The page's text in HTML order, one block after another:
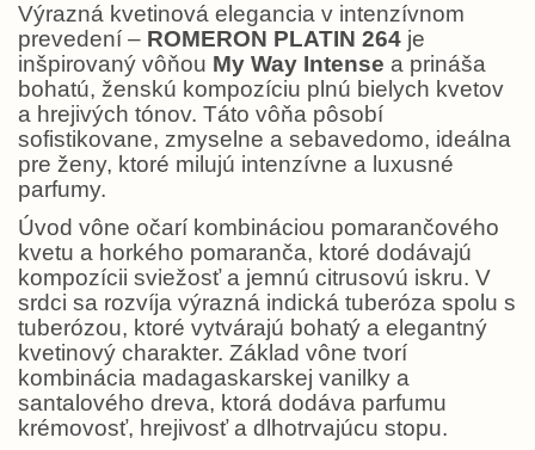
Výrazná kvetinová elegancia v intenzívnom
prevedení – ROMERON PLATIN 264 je
inšpirovaný vôňou My Way Intense a prináša
bohatú, ženskú kompozíciu plnú bielych kvetov
a hrejivých tónov. Táto vôňa pôsobí
sofistikovane, zmyselne a sebavedomo, ideálna
pre ženy, ktoré milujú intenzívne a luxusné
parfumy.
Úvod vône očarí kombináciou pomarančového
kvetu a horkého pomaranča, ktoré dodávajú
kompozícii sviežosť a jemnú citrusovú iskru. V
srdci sa rozvíja výrazná indická tuberóza spolu s
tuberózou, ktoré vytvárajú bohatý a elegantný
kvetinový charakter. Základ vône tvorí
kombinácia madagaskarskej vanilky a
santalového dreva, ktorá dodáva parfumu
krémovosť, hrejivosť a dlhotrvajúcu stopu.